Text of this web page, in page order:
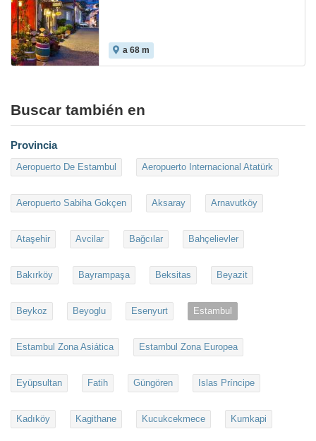
a 68 m
Buscar también en
Provincia
Aeropuerto De Estambul Aeropuerto Internacional Atatürk
Aeropuerto Sabiha Gokçen Aksaray Arnavutköy
Ataşehir Avcilar Bağcılar Bahçelievler
Bakırköy Bayrampaşa Beksitas Beyazit
Beykoz Beyoglu Esenyurt Estambul
Estambul Zona Asiática Estambul Zona Europea
Eyüpsultan Fatih Güngören Islas Príncipe
Kadıköy Kagithane Kucukcekmece Kumkapi